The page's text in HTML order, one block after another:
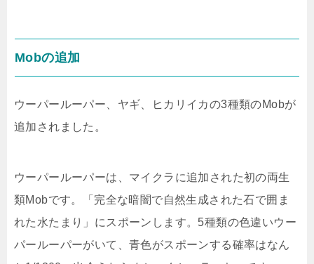
Mobの追加
ウーパールーパー、ヤギ、ヒカリイカの3種類のMobが
追加されました。
ウーパールーパーは、マイクラに追加された初の両生
類Mobです。「完全な暗闇で自然生成された石で囲ま
れた水たまり」にスポーンします。5種類の色違いウー
パールーパーがいて、青色がスポーンする確率はなん